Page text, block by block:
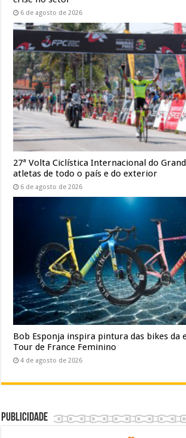
6 de agosto de 2026
27ª Volta Ciclística Internacional do
atletas de todo o país e do exterior
6 de agosto de 2026
Bob Esponja inspira pintura das bikes da
Tour de France Feminino
4 de agosto de 2026
Publicidade